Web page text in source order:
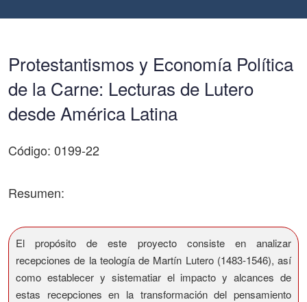
Protestantismos y Economía Política
de la Carne: Lecturas de Lutero
desde América Latina
Código: 0199-22
Resumen:
El propósito de este proyecto consiste en analizar
recepciones de la teología de Martín Lutero (1483-1546), así
como establecer y sistematiar el impacto y alcances de
estas recepciones en la transformación del pensamiento